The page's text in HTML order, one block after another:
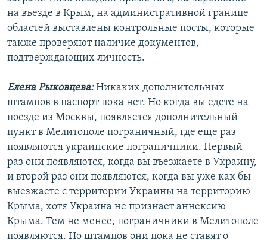
на въезде в Крым, на административной границе
областей выставлены контрольные посты, которые
также проверяют наличие документов,
подтверждающих личность.
Елена Рыковцева:Никаких дополнительных
штампов в паспорт пока нет. Но когда вы едете на
поезде из Москвы, появляется дополнительный
пункт в Мелитополе пограничный, где еще раз
появляются украинские пограничники. Первый
раз они появляются, когда вы въезжаете в Украину,
и второй раз они появляются, когда вы уже как бы
выезжаете с территории Украины на территорию
Крыма, хотя Украина не признает аннексию
Крыма. Тем не менее, пограничники в Мелитополе
появляются. Но штампов они пока не ставят о